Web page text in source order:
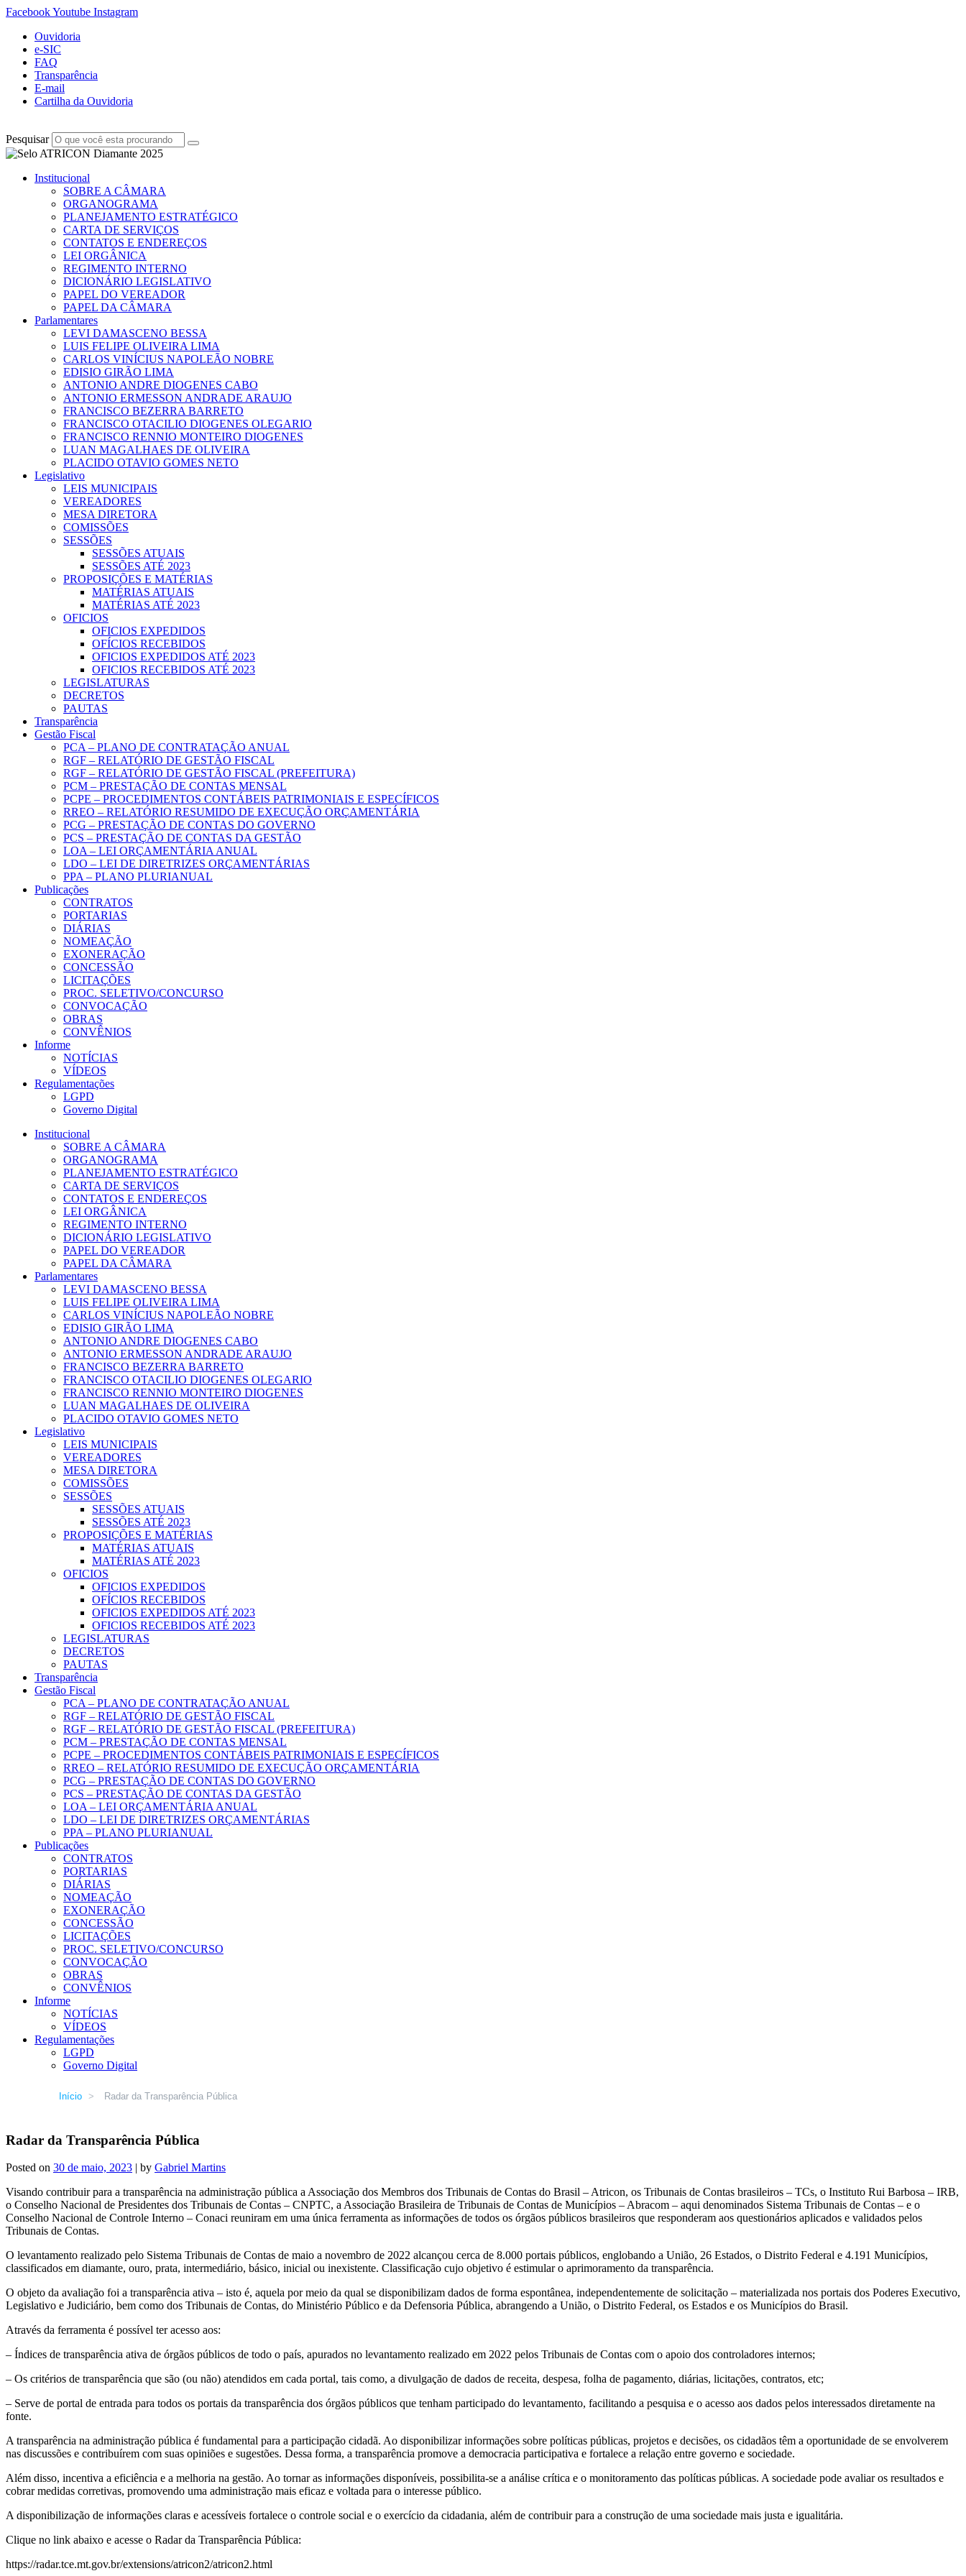
FacebookYoutube Instagram
Ouvidoria
e-SIC
FAQ
Transparência
E-mail
Cartilha da Ouvidoria
Pesquisar
Institucional
SOBRE A CÂMARA
ORGANOGRAMA
PLANEJAMENTO ESTRATÉGICO
CARTA DE SERVIÇOS
CONTATOS E ENDEREÇOS
LEI ORGÂNICA
REGIMENTO INTERNO
DICIONÁRIO LEGISLATIVO
PAPEL DO VEREADOR
PAPEL DA CÂMARA
Parlamentares
LEVI DAMASCENO BESSA
LUIS FELIPE OLIVEIRA LIMA
CARLOS VINÍCIUS NAPOLEÃO NOBRE
EDISIO GIRÃO LIMA
ANTONIO ANDRE DIOGENES CABO
ANTONIO ERMESSON ANDRADE ARAUJO
FRANCISCO BEZERRA BARRETO
FRANCISCO OTACILIO DIOGENES OLEGARIO
FRANCISCO RENNIO MONTEIRO DIOGENES
LUAN MAGALHAES DE OLIVEIRA
PLACIDO OTAVIO GOMES NETO
Legislativo
LEIS MUNICIPAIS
VEREADORES
MESA DIRETORA
COMISSÕES
SESSÕES
SESSÕES ATUAIS
SESSÕES ATÉ 2023
PROPOSIÇÕES E MATÉRIAS
MATÉRIAS ATUAIS
MATÉRIAS ATÉ 2023
OFICIOS
OFICIOS EXPEDIDOS
OFÍCIOS RECEBIDOS
OFICIOS EXPEDIDOS ATÉ 2023
OFICIOS RECEBIDOS ATÉ 2023
LEGISLATURAS
DECRETOS
PAUTAS
Transparência
Gestão Fiscal
PCA – PLANO DE CONTRATAÇÃO ANUAL
RGF – RELATÓRIO DE GESTÃO FISCAL
RGF – RELATÓRIO DE GESTÃO FISCAL (PREFEITURA)
PCM – PRESTAÇÃO DE CONTAS MENSAL
PCPE – PROCEDIMENTOS CONTÁBEIS PATRIMONIAIS E ESPECÍFICOS
RREO – RELATÓRIO RESUMIDO DE EXECUÇÃO ORÇAMENTÁRIA
PCG – PRESTAÇÃO DE CONTAS DO GOVERNO
PCS – PRESTAÇÃO DE CONTAS DA GESTÃO
LOA – LEI ORÇAMENTÁRIA ANUAL
LDO – LEI DE DIRETRIZES ORÇAMENTÁRIAS
PPA – PLANO PLURIANUAL
Publicações
CONTRATOS
PORTARIAS
DIÁRIAS
NOMEAÇÃO
EXONERAÇÃO
CONCESSÃO
LICITAÇÕES
PROC. SELETIVO/CONCURSO
CONVOCAÇÃO
OBRAS
CONVÊNIOS
Informe
NOTÍCIAS
VÍDEOS
Regulamentações
LGPD
Governo Digital
Institucional
SOBRE A CÂMARA
ORGANOGRAMA
PLANEJAMENTO ESTRATÉGICO
CARTA DE SERVIÇOS
CONTATOS E ENDEREÇOS
LEI ORGÂNICA
REGIMENTO INTERNO
DICIONÁRIO LEGISLATIVO
PAPEL DO VEREADOR
PAPEL DA CÂMARA
Parlamentares
LEVI DAMASCENO BESSA
LUIS FELIPE OLIVEIRA LIMA
CARLOS VINÍCIUS NAPOLEÃO NOBRE
EDISIO GIRÃO LIMA
ANTONIO ANDRE DIOGENES CABO
ANTONIO ERMESSON ANDRADE ARAUJO
FRANCISCO BEZERRA BARRETO
FRANCISCO OTACILIO DIOGENES OLEGARIO
FRANCISCO RENNIO MONTEIRO DIOGENES
LUAN MAGALHAES DE OLIVEIRA
PLACIDO OTAVIO GOMES NETO
Legislativo
LEIS MUNICIPAIS
VEREADORES
MESA DIRETORA
COMISSÕES
SESSÕES
SESSÕES ATUAIS
SESSÕES ATÉ 2023
PROPOSIÇÕES E MATÉRIAS
MATÉRIAS ATUAIS
MATÉRIAS ATÉ 2023
OFICIOS
OFICIOS EXPEDIDOS
OFÍCIOS RECEBIDOS
OFICIOS EXPEDIDOS ATÉ 2023
OFICIOS RECEBIDOS ATÉ 2023
LEGISLATURAS
DECRETOS
PAUTAS
Transparência
Gestão Fiscal
PCA – PLANO DE CONTRATAÇÃO ANUAL
RGF – RELATÓRIO DE GESTÃO FISCAL
RGF – RELATÓRIO DE GESTÃO FISCAL (PREFEITURA)
PCM – PRESTAÇÃO DE CONTAS MENSAL
PCPE – PROCEDIMENTOS CONTÁBEIS PATRIMONIAIS E ESPECÍFICOS
RREO – RELATÓRIO RESUMIDO DE EXECUÇÃO ORÇAMENTÁRIA
PCG – PRESTAÇÃO DE CONTAS DO GOVERNO
PCS – PRESTAÇÃO DE CONTAS DA GESTÃO
LOA – LEI ORÇAMENTÁRIA ANUAL
LDO – LEI DE DIRETRIZES ORÇAMENTÁRIAS
PPA – PLANO PLURIANUAL
Publicações
CONTRATOS
PORTARIAS
DIÁRIAS
NOMEAÇÃO
EXONERAÇÃO
CONCESSÃO
LICITAÇÕES
PROC. SELETIVO/CONCURSO
CONVOCAÇÃO
OBRAS
CONVÊNIOS
Informe
NOTÍCIAS
VÍDEOS
Regulamentações
LGPD
Governo Digital
Início > Radar da Transparência Pública
Radar da Transparência Pública
Posted on 30 de maio, 2023 | by Gabriel Martins
Visando contribuir para a transparência na administração pública a Associação dos Membros dos Tribunais de Contas do Brasil – Atricon, os Tribunais de Contas brasileiros – TCs, o Instituto Rui Barbosa – IRB,
o Conselho Nacional de Presidentes dos Tribunais de Contas – CNPTC, a Associação Brasileira de Tribunais de Contas de Municípios – Abracom – aqui denominados Sistema Tribunais de Contas – e o
Conselho Nacional de Controle Interno – Conaci reuniram em uma única ferramenta as informações de todos os órgãos públicos brasileiros que responderam aos questionários aplicados e validados pelos
Tribunais de Contas.
O levantamento realizado pelo Sistema Tribunais de Contas de maio a novembro de 2022 alcançou cerca de 8.000 portais públicos, englobando a União, 26 Estados, o Distrito Federal e 4.191 Municípios,
classificados em diamante, ouro, prata, intermediário, básico, inicial ou inexistente. Classificação cujo objetivo é estimular o aprimoramento da transparência.
O objeto da avaliação foi a transparência ativa – isto é, aquela por meio da qual se disponibilizam dados de forma espontânea, independentemente de solicitação – materializada nos portais dos Poderes Executivo,
Legislativo e Judiciário, bem como dos Tribunais de Contas, do Ministério Público e da Defensoria Pública, abrangendo a União, o Distrito Federal, os Estados e os Municípios do Brasil.
Através da ferramenta é possível ter acesso aos:
– Índices de transparência ativa de órgãos públicos de todo o país, apurados no levantamento realizado em 2022 pelos Tribunais de Contas com o apoio dos controladores internos;
– Os critérios de transparência que são (ou não) atendidos em cada portal, tais como, a divulgação de dados de receita, despesa, folha de pagamento, diárias, licitações, contratos, etc;
– Serve de portal de entrada para todos os portais da transparência dos órgãos públicos que tenham participado do levantamento, facilitando a pesquisa e o acesso aos dados pelos interessados diretamente na
fonte.
A transparência na administração pública é fundamental para a participação cidadã. Ao disponibilizar informações sobre políticas públicas, projetos e decisões, os cidadãos têm a oportunidade de se envolverem
nas discussões e contribuírem com suas opiniões e sugestões. Dessa forma, a transparência promove a democracia participativa e fortalece a relação entre governo e sociedade.
Além disso, incentiva a eficiência e a melhoria na gestão. Ao tornar as informações disponíveis, possibilita-se a análise crítica e o monitoramento das políticas públicas. A sociedade pode avaliar os resultados e
cobrar medidas corretivas, promovendo uma administração mais eficaz e voltada para o interesse público.
A disponibilização de informações claras e acessíveis fortalece o controle social e o exercício da cidadania, além de contribuir para a construção de uma sociedade mais justa e igualitária.
Clique no link abaixo e acesse o Radar da Transparência Pública:
https://radar.tce.mt.gov.br/extensions/atricon2/atricon2.html